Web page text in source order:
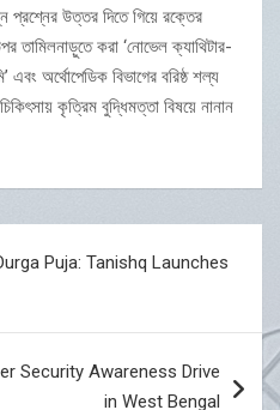
প্রশ্নের উত্তর দিতে গিয়ে রক্তের
তামিলনাড়ুতে করা ‘নোভেল ক্যাথিটার-
এবং অর্থোপেডিক বিভাগের বরিষ্ঠ শল্য
কৃত্রিম বুদ্ধিমত্তা বিষয়ে নানান
Puja: Tanishq Launches
Security Awareness Drive
in West Bengal